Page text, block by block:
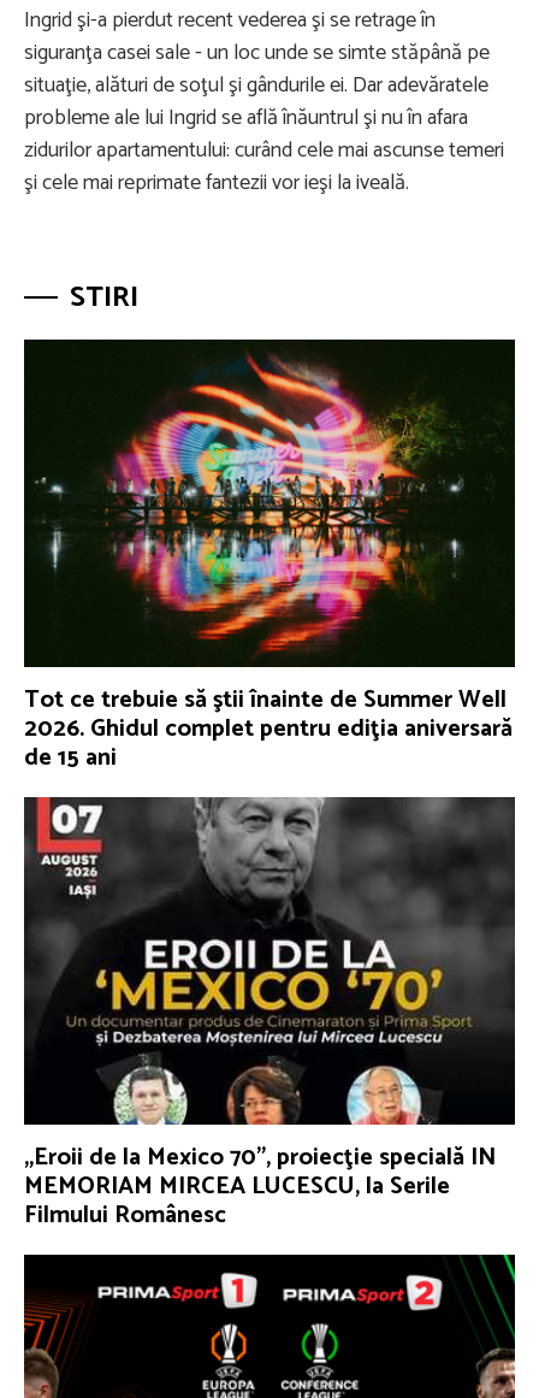
Ingrid şi-a pierdut recent vederea şi se retrage în
siguranţa casei sale - un loc unde se simte stăpână pe
situaţie, alături de soţul şi gândurile ei. Dar adevăratele
probleme ale lui Ingrid se află înăuntrul şi nu în afara
zidurilor apartamentului: curând cele mai ascunse temeri
şi cele mai reprimate fantezii vor ieşi la iveală.
STIRI
Tot ce trebuie să ştii înainte de Summer Well
2026. Ghidul complet pentru ediţia aniversară
de 15 ani
„Eroii de la Mexico 70”, proiecţie specială IN
MEMORIAM MIRCEA LUCESCU, la Serile
Filmului Românesc